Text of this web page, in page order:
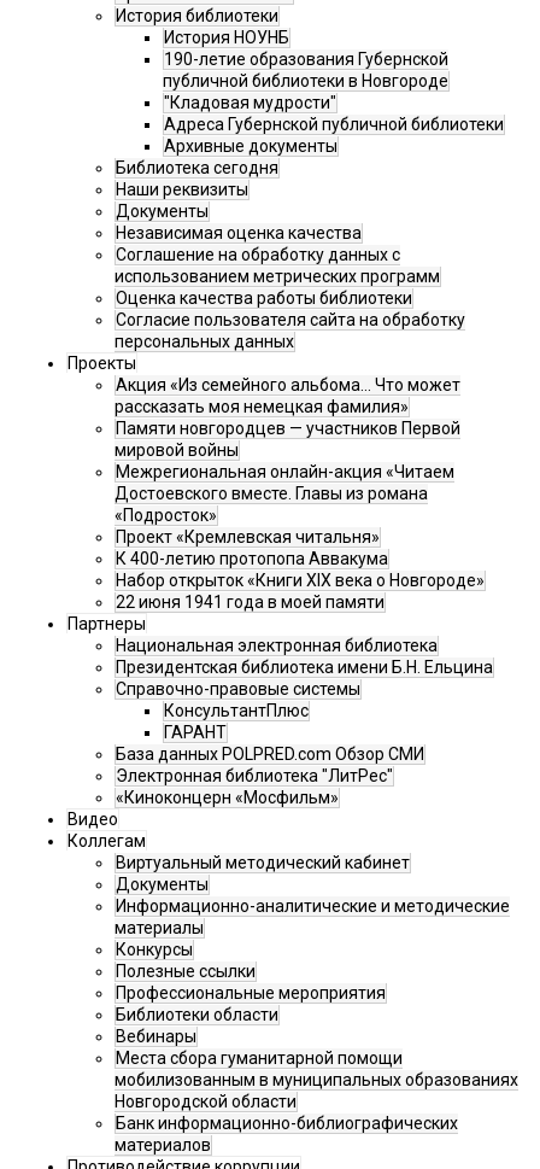
История библиотеки
История НОУНБ
190-летие образования Губернской
публичной библиотеки в Новгороде
"Кладовая мудрости"
Адреса Губернской публичной библиотеки
Архивные документы
Библиотека сегодня
Наши реквизиты
Документы
Независимая оценка качества
Соглашение на обработку данных с
использованием метрических программ
Оценка качества работы библиотеки
Согласие пользователя сайта на обработку
персональных данных
Проекты
Акция «Из семейного альбома... Что может
рассказать моя немецкая фамилия»
Памяти новгородцев — участников Первой
мировой войны
Межрегиональная онлайн-акция «Читаем
Достоевского вместе. Главы из романа
«Подросток»
Проект «Кремлевская читальня»
К 400-летию протопопа Аввакума
Набор открыток «Книги XIX века о Новгороде»
22 июня 1941 года в моей памяти
Партнеры
Национальная электронная библиотека
Президентская библиотека имени Б.Н. Ельцина
Справочно-правовые системы
КонсультантПлюс
ГАРАНТ
База данных POLPRED.com Обзор СМИ
Электронная библиотека "ЛитРес"
«Киноконцерн «Мосфильм»
Видео
Коллегам
Виртуальный методический кабинет
Документы
Информационно-аналитические и методические
материалы
Конкурсы
Полезные ссылки
Профессиональные мероприятия
Библиотеки области
Вебинары
Места сбора гуманитарной помощи
мобилизованным в муниципальных образованиях
Новгородской области
Банк информационно-библиографических
материалов